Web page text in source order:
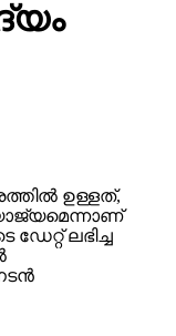
ഉള്ളത്,
ഡേറ്റ് ലഭിച്ച